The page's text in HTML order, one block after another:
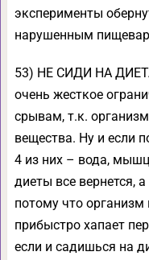
эксперименты
нарушенным
53) НЕ СИДИ НА
очень жесткое
срывам, т.к.
вещества. Ну и если
4 из них – вода,
диеты все вернется,
потому что организм
прибыстро хапает
если и садишься на